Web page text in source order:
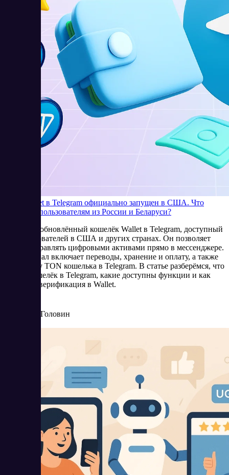
TON Wallet в Telegram официально запущен в США. Что
доступно пользователям из России и Беларуси?
Появился обновлённый кошелёк Wallet в Telegram, доступный
для пользователей в США и других странах. Он позволяет
удобно управлять цифровыми активами прямо в мессенджере.
Функционал включает переводы, хранение и оплату, а также
поддержку TON кошелька в Telegram. В статье разберёмся, что
делает кошелёк в Telegram, какие доступны функции и как
проходит верификация в Wallet.
Артур Головин